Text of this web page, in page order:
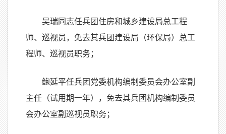
吴瑞同志任兵团住房和城乡建设局总工程
师、巡视员，免去其兵团建设局（环保局）总工
程师、巡视员职务；
鲍延平任兵团党委机构编制委员会办公室副
主任（试用期一年），免去其兵团机构编制委员
会办公室副巡视员职务；